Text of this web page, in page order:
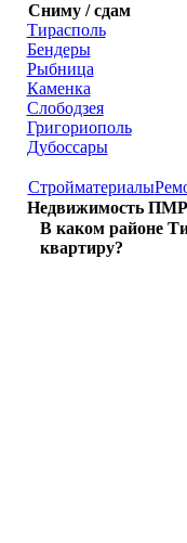
Сниму / сдам
Тирасполь
Бендеры
Рыбница
Каменка
Слободзея
Григориополь
Дубоссары
Стройматериалы
Недвижимость ПМР
В каком районе
квартиру?